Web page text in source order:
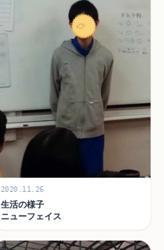
2020.11.26
生活の様子
ニューフェイス